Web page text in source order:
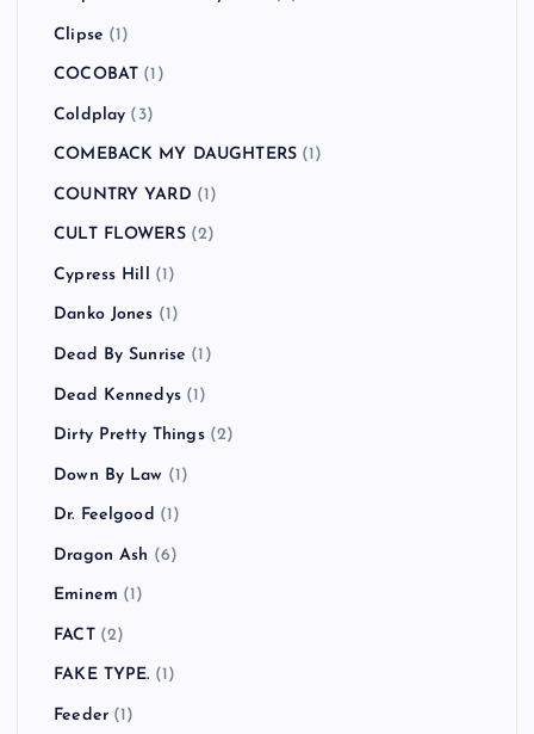
Clipse (1)
COCOBAT (1)
Coldplay (3)
COMEBACK MY DAUGHTERS (1)
COUNTRY YARD (1)
CULT FLOWERS(2)
Cypress Hill (1)
Danko Jones (1)
Dead By Sunrise (1)
Dead Kennedys(1)
Dirty Pretty Things(2)
Down By Law (1)
Dr. Feelgood (1)
Dragon Ash (6)
Eminem (1)
FACT(2)
FAKE TYPE. (1)
Feeder(1)